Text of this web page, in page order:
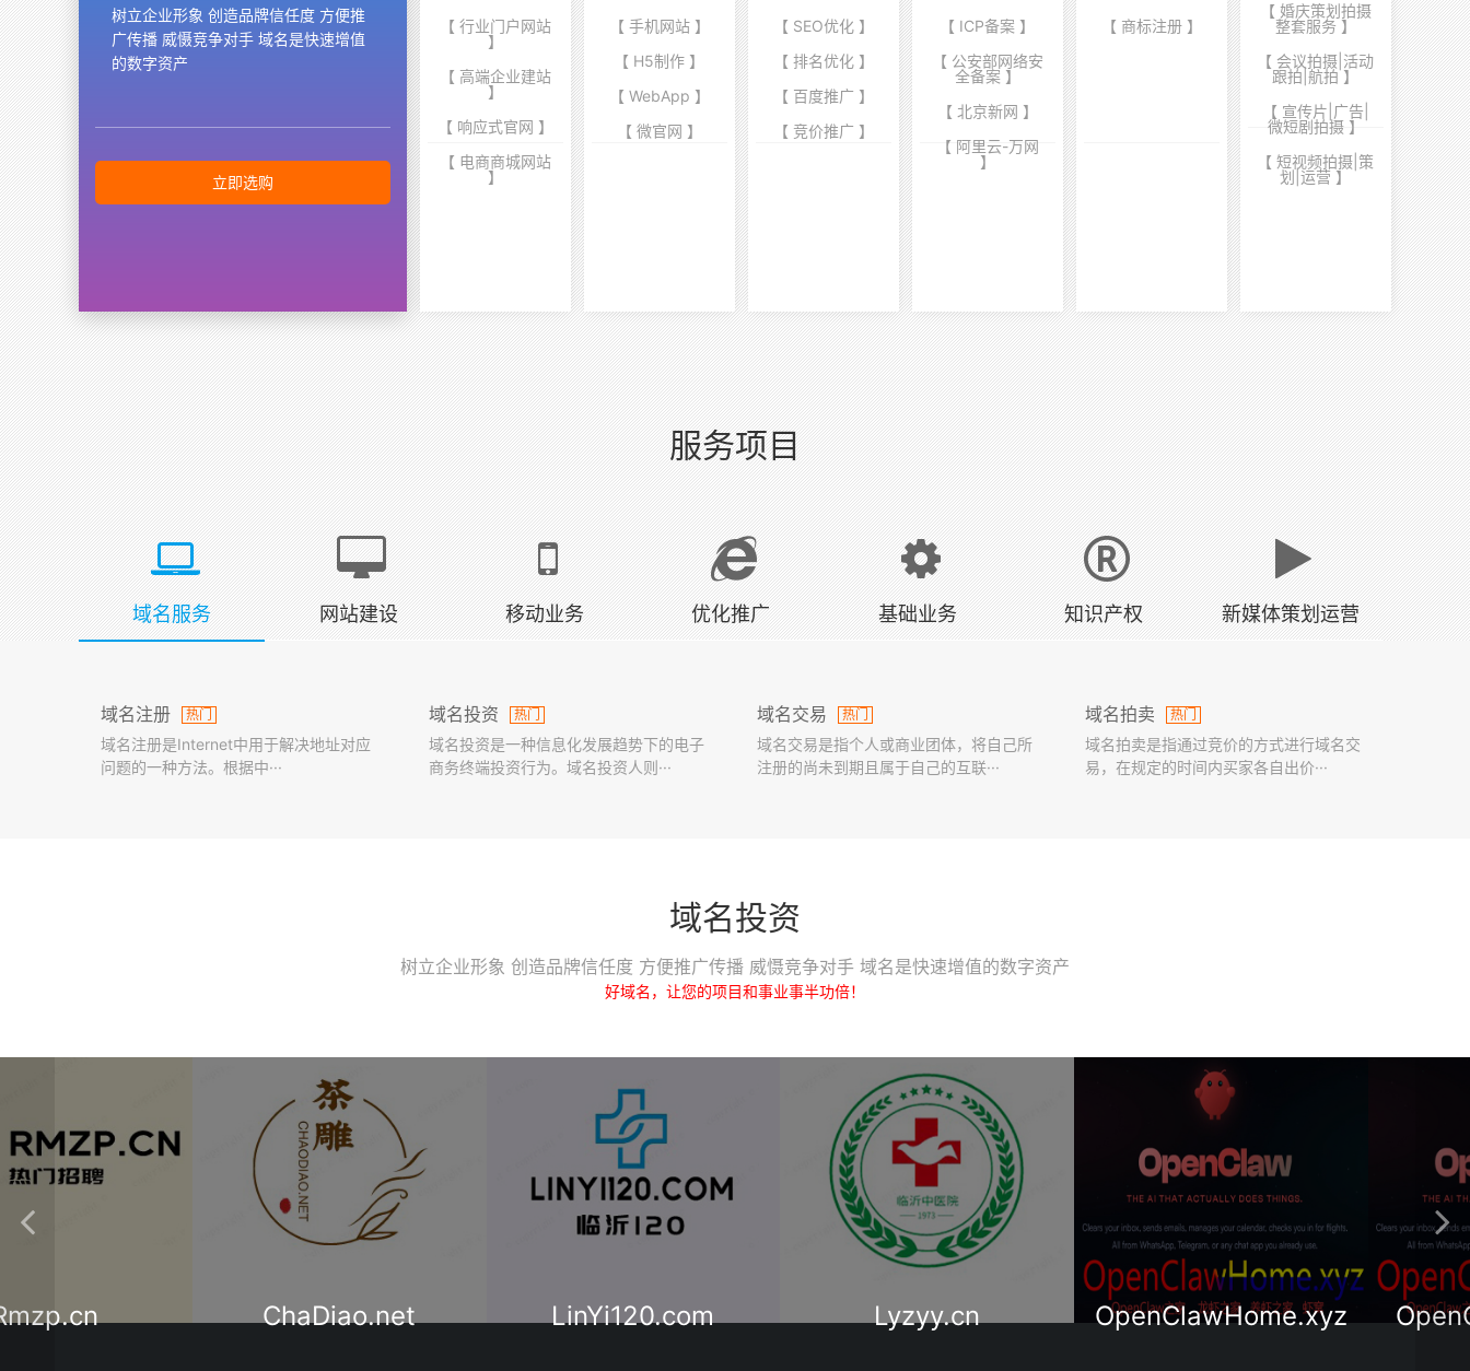
树立企业形象 创造品牌信任度 方便推
广传播 威慑竞争对手 域名是快速增值
的数字资产
立即选购
【 行业门户网站
】
【 高端企业建站
】
【 响应式官网 】
【 电商商城网站
】
【 手机网站 】
【 H5制作 】
【 WebApp 】
【 微官网 】
【 SEO优化 】
【 排名优化 】
【 百度推广 】
【 竞价推广 】
【 ICP备案 】
【 公安部网络安
全备案 】
【 北京新网 】
【 阿里云-万网
】
【 商标注册 】
【 婚庆策划拍摄
整套服务 】
【 会议拍摄|活动
跟拍|航拍 】
【 宣传片|广告|
微短剧拍摄 】
【 短视频拍摄|策
划|运营 】
服务项目
域名服务 网站建设 移动业务 优化推广 基础业务 知识产权 新媒体策划运营
域名注册 热门
域名注册是Internet中用于解决地址对应
问题的一种方法。根据中···
域名投资 热门
域名投资是一种信息化发展趋势下的电子
商务终端投资行为。域名投资人则···
域名交易 热门
域名交易是指个人或商业团体，将自己所
注册的尚未到期且属于自己的互联···
域名拍卖 热门
域名拍卖是指通过竞价的方式进行域名交
易，在规定的时间内买家各自出价···
域名投资
树立企业形象 创造品牌信任度 方便推广传播 威慑竞争对手 域名是快速增值的数字资产
好域名，让您的项目和事业事半功倍！
ChaDiao.net LinYi120.com Lyzyy.cn OpenClawHome.xyz OpenClawHome.cn